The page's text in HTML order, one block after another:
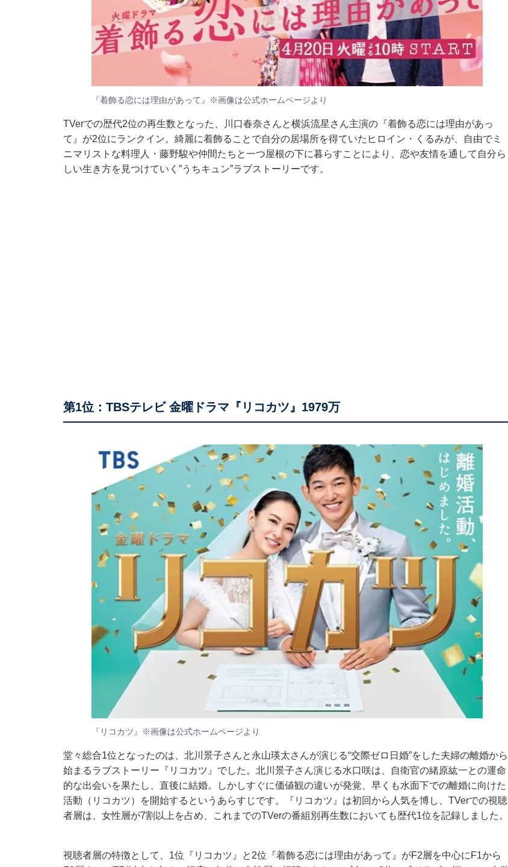
『着飾る恋には理由があって』※画像は公式ホームページより
TVerでの歴代2位の再生数となった、川口春奈さんと横浜流星さん主演の『着飾る恋には理由があっ
て』が2位にランクイン。綺麗に着飾ることで自分の居場所を得ていたヒロイン・くるみが、自由でミ
ニマリストな料理人・藤野駿や仲間たちと一つ屋根の下に暮らすことにより、恋や友情を通して自分ら
しい生き方を見つけていく”うちキュン”ラブストーリーです。
第1位：TBSテレビ 金曜ドラマ『リコカツ』1979万
『リコカツ』※画像は公式ホームページより
堂々総合1位となったのは、北川景子さんと永山瑛太さんが演じる“交際ゼロ日婚”をした夫婦の離婚から
始まるラブストーリー『リコカツ』でした。北川景子さん演じる水口咲は、自衛官の緒原紘一との運命
的な出会いを果たし、直後に結婚。しかしすぐに価値観の違いが発覚、早くも水面下での離婚に向けた
活動（リコカツ）を開始するというあらすじです。『リコカツ』は初回から人気を博し、TVerでの視聴
者層は、女性層が7割以上を占め、これまでのTVerの番組別再生数においても歴代1位を記録しました。
視聴者層の特徴として、1位『リコカツ』と2位『着飾る恋には理由があって』がF2層を中心にF1から